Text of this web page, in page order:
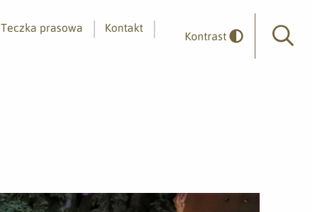
Teczka prasowa
Kontakt
Kontrast